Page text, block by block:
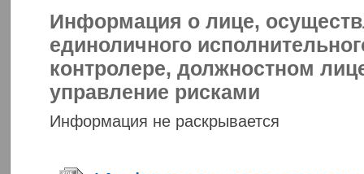
Информация о лице,
единоличного
контролере, должностном
управление рисками
Информация не раскрывается